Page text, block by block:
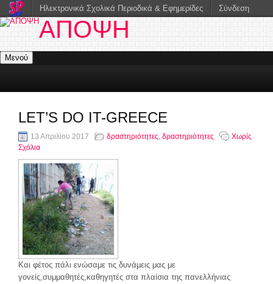
ΑΠΟΨΗ
Μενού
LET’S DO IT-GREECE
13 Απριλίου 2017 δραστηριότητες, δραστηριότητες
Χωρίς
Σχόλια
Και φέτος πάλι ενώσαμε τις δυνάμεις μας με
γονείς,συμμαθητές,καθηγητές στα πλαίσια της πανελλήνιας
Ηλεκτρονικά Σχολικά Περιοδικά & Εφημερίδες Σύνδεση